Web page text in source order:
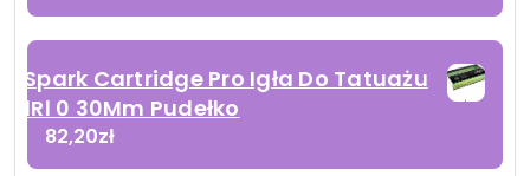
Spark Cartridge Pro Igła Do Tatuażu
1Rl 0 30Mm Pudełko
82,20zł